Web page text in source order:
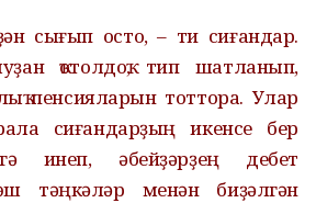
сығып осто, – ти сиғандар.
ҡотолдоҡ, тип шатланып,
пенсияларын тоттора. Улар
сиғандарҙың икенсе бер
инеп, әбейҙәрҙең дебет
тәңкәләр менән биҙәлгән